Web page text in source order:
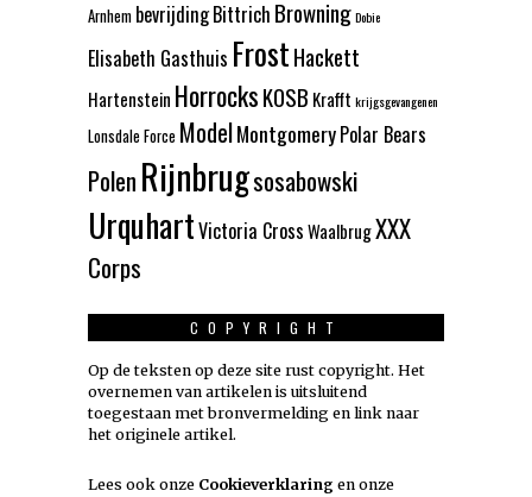
Arnhem bevrijdingBittrich BrowningDobie
Elisabeth Gasthuis FrostHackett
Hartenstein HorrocksKOSB Krafft krijgsgevangenen
Lonsdale Force ModelMontgomeryPolar Bears
PolenRijnbrugsosabowski
UrquhartVictoria CrossWaalbrugXXX
Corps
COPYRIGHT
Op de teksten op deze site rust copyright. Het
overnemen van artikelen is uitsluitend
toegestaan met bronvermelding en link naar
het originele artikel.
Lees ook onze Cookieverklaring en onze